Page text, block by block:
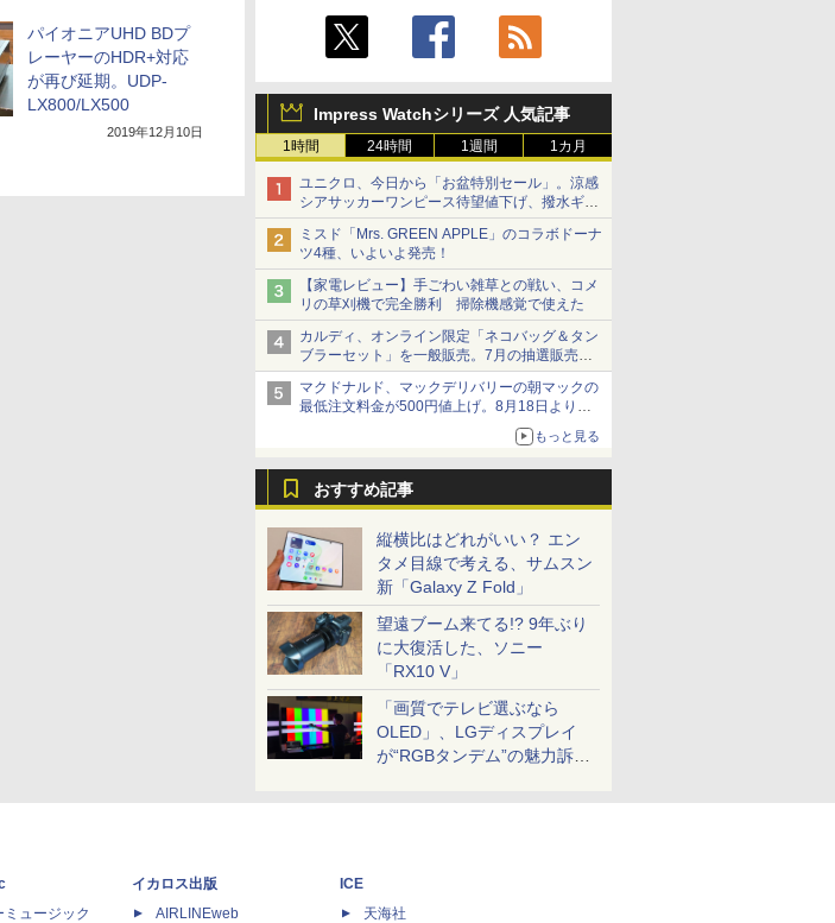
Impress Watchシリーズ 人気記事
1時間 24時間 1週間 1カ月
ユニクロ、今日から「お盆特別セール」。涼感
シアサッカーワンピース待望値下げ、撥水ギア
ショーツは1990円に
ミスド「Mrs. GREEN APPLE」のコラボドーナ
ツ4種、いよいよ発売！
【家電レビュー】手ごわい雑草との戦い、コメ
リの草刈機で完全勝利 掃除機感覚で使えた
カルディ、オンライン限定「ネコバッグ＆タン
ブラーセット」を一般販売。7月の抽選販売の
当選無効分
マクドナルド、マックデリバリーの朝マックの
最低注文料金が500円値上げ。8月18日より
もっと見る
おすすめ記事
縦横比はどれがいい？ エン
タメ目線で考える、サムスン
新「Galaxy Z Fold」
望遠ブーム来てる!? 9年ぶり
に大復活した、ソニー
「RX10 V」
「画質でテレビ選ぶなら
OLED」、LGディスプレイ
が“RGBタンデム”の魅力訴
パイオニアUHD BDプ
レーヤーのHDR+対応
が再び延期。UDP-
LX800/LX500
2019年12月10日
ミュージック
イカロス出版
AIRLINEweb
ICE
天海社